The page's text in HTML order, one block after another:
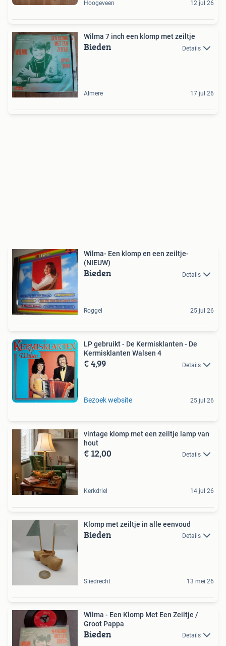
Hoogeveen 12 jul 26
Wilma 7 inch een klomp met zeiltje
Bieden Details
Almere 17 jul 26
Wilma- Een klomp en een zeiltje-
(NIEUW)
Bieden Details
Roggel 25 jul 26
LP gebruikt - De Kermisklanten - De
Kermisklanten Walsen 4
€ 4,99 Details
Bezoek website 25 jul 26
vintage klomp met een zeiltje lamp van
hout
€ 12,00 Details
Kerkdriel 14 jul 26
Klomp met zeiltje in alle eenvoud
Bieden Details
Sliedrecht 13 mei 26
Wilma - Een Klomp Met Een Zeiltje /
Groot Pappa
Bieden Details